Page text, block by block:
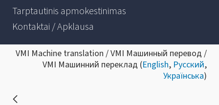
Tarptautinis apmokestinimas
Kontaktai / Apklausa
VMI Machine translation / VMI Машинный перевод /
VMI Машинний переклад (English, Русский,
Українська)